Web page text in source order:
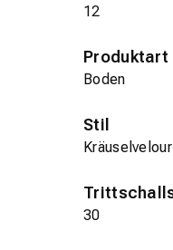
12
Produktart
Boden
Stil
Kräuselvelour
30